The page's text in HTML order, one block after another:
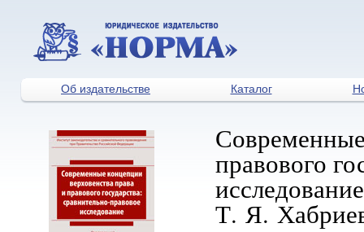
Об издательстве Каталог
правового
Т. Я.